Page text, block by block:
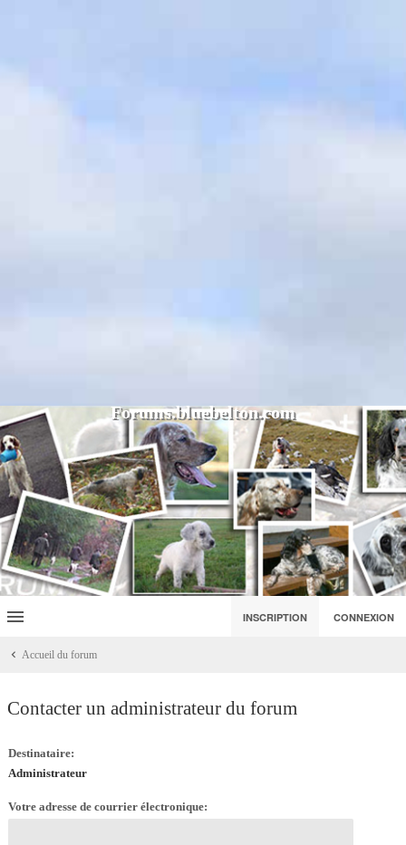
Forums.bluebelton.com
INSCRIPTION CONNEXION
Accueil du forum
Contacter un administrateur du forum
Destinataire:
Administrateur
Votre adresse de courrier électronique: